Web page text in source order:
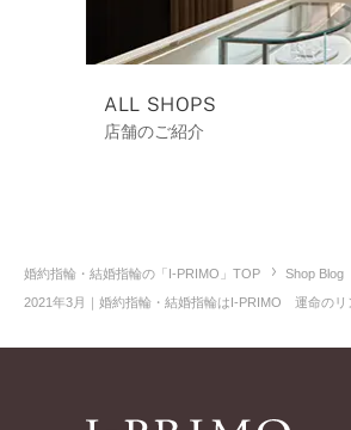
ALL SHOPS
店舗のご紹介
婚約指輪・結婚指輪の「I-PRIMO」TOP Shop Blog
2021年3月｜婚約指輪・結婚指輪はI-PRIMO 運命のリ